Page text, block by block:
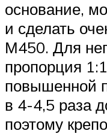
основание,
и сделать
М450. Для
пропорция
повышенной
в 4-4,5 раза
поэтому